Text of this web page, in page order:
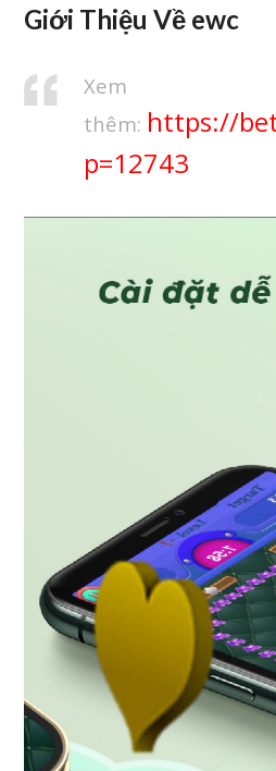
Giới Thiệu Về ewc
Xem
thêm: https://
p=12743